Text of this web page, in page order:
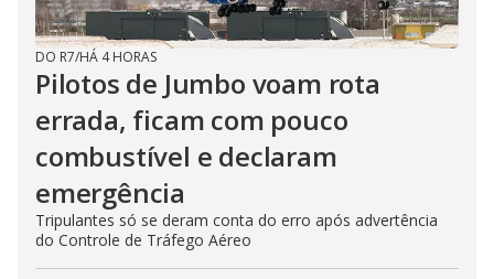
DO R7/HÁ 4 HORAS
Pilotos de Jumbo voam rota
errada, ficam com pouco
combustível e declaram
emergência
Tripulantes só se deram conta do erro após advertência
do Controle de Tráfego Aéreo